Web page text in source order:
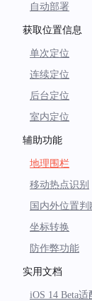
自动部署
获取位置信息
单次定位
连续定位
后台定位
室内定位
辅助功能
地理围栏
移动热点识别
国内外位置判
坐标转换
防作弊功能
实用文档
iOS 14 Beta适